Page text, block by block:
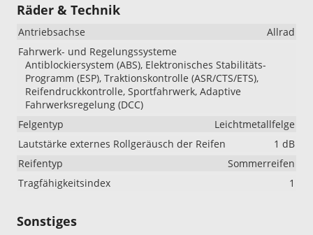
Räder & Technik
Antriebsachse
Allrad
Fahrwerk- und Regelungssysteme
Antiblockiersystem (ABS), Elektronisches Stabilitäts-
Programm (ESP), Traktionskontrolle (ASR/CTS/ETS),
Reifendruckkontrolle, Sportfahrwerk, Adaptive
Fahrwerksregelung (DCC)
Felgentyp
Leichtmetallfelge
Lautstärke externes Rollgeräusch der Reifen
1 dB
Reifentyp
Sommerreifen
Tragfähigkeitsindex
1
Sonstiges